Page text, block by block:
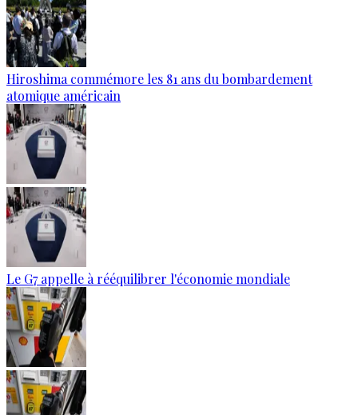
Hiroshima commémore les 81 ans du bombardement
atomique américain
Le G7 appelle à rééquilibrer l'économie mondiale